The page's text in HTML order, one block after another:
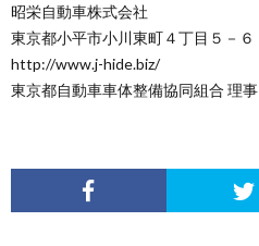
昭栄自動車株式会社
東京都小平市小川東町４丁目５－６
http://www.j-hide.biz/
東京都自動車車体整備協同組合 理事